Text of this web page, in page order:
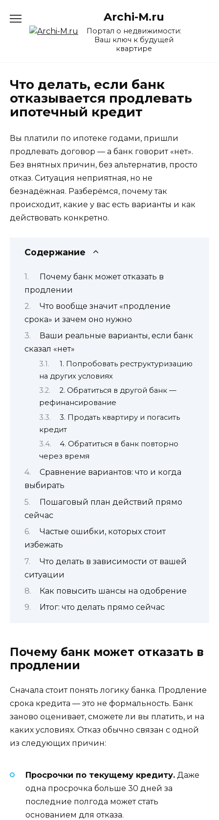
содержанию
Archi-M.ru
Портал о недвижимости:
Ваш ключ к будущей
квартире
Что делать, если банк
отказывается продлевать
ипотечный кредит
Вы платили по ипотеке годами, пришли
продлевать договор — а банк говорит «нет».
Без внятных причин, без альтернатив, просто
отказ. Ситуация неприятная, но не
безнадёжная. Разберёмся, почему так
происходит, какие у вас есть варианты и как
действовать конкретно.
Содержание
Почему банк может отказать в
продлении
Что вообще значит «продление
срока» и зачем оно нужно
Ваши реальные варианты, если банк
сказал «нет»
1. Попробовать реструктуризацию
на других условиях
2. Обратиться в другой банк —
рефинансирование
3. Продать квартиру и погасить
кредит
4. Обратиться в банк повторно
через время
Сравнение вариантов: что и когда
выбирать
Пошаговый план действий прямо
сейчас
Частые ошибки, которых стоит
избежать
Что делать в зависимости от вашей
ситуации
Как повысить шансы на одобрение
Итог: что делать прямо сейчас
Почему банк может отказать в
продлении
Сначала стоит понять логику банка. Продление
срока кредита — это не формальность. Банк
заново оценивает, сможете ли вы платить, и на
каких условиях. Отказ обычно связан с одной
из следующих причин:
Просрочки по текущему кредиту. Даже
одна просрочка больше 30 дней за
последние полгода может стать
основанием для отказа.